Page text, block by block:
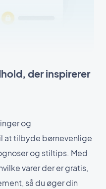
der inspirerer
og
at tilbyde børnevenlige
og stiltips. Med
varer der er gratis,
så du øger din